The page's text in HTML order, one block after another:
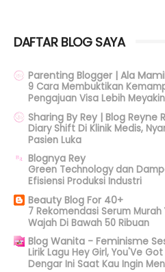
DAFTAR BLOG SAYA
Parenting Blogger | Ala
9 Cara Membuktikan
Pengajuan Visa Lebih
Sharing By Rey | Blog Reyne
Diary Shift Di Klinik Medis,
Pasien Luka
Blognya Rey
Green Technology dan
Efisiensi Produksi Industri
Beauty Blog For 40+
7 Rekomendasi Serum
Wajah Di Bawah 50 Ribuan
Blog Wanita - Feminisme
Lirik Lagu Hey Girl, You'Ve
Dengar Ini Saat Kau Ingin